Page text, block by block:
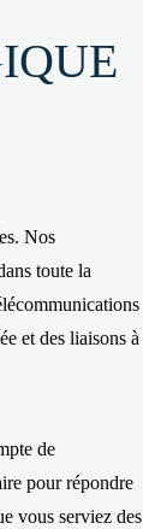
Nos
toute la
et des liaisons à
de
pour répondre
vous serviez des